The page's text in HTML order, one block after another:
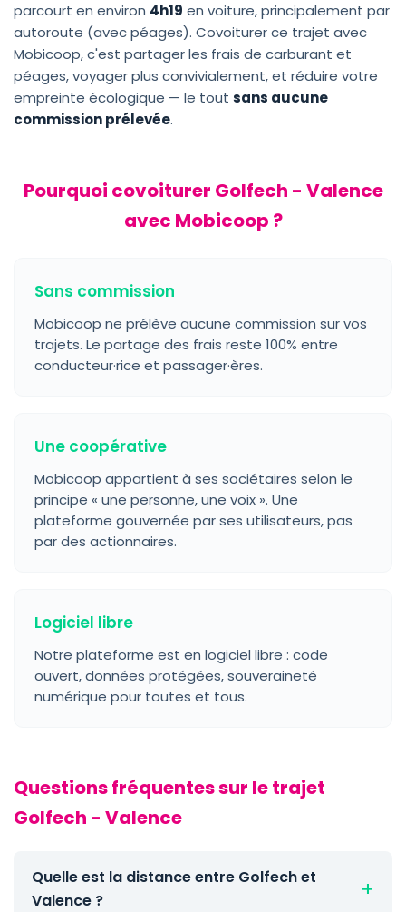
parcourt en environ 4h19 en voiture, principalement par
autoroute (avec péages). Covoiturer ce trajet avec
Mobicoop, c'est partager les frais de carburant et
péages, voyager plus convivialement, et réduire votre
empreinte écologique — le tout sans aucune
commission prélevée.
Pourquoi covoiturer Golfech - Valence
avec Mobicoop ?
Sans commission
Mobicoop ne prélève aucune commission sur vos
trajets. Le partage des frais reste 100% entre
conducteur·rice et passager·ères.
Une coopérative
Mobicoop appartient à ses sociétaires selon le
principe « une personne, une voix ». Une
plateforme gouvernée par ses utilisateurs, pas
par des actionnaires.
Logiciel libre
Notre plateforme est en logiciel libre : code
ouvert, données protégées, souveraineté
numérique pour toutes et tous.
Questions fréquentes sur le trajet
Golfech - Valence
Quelle est la distance entre Golfech et
Valence ?